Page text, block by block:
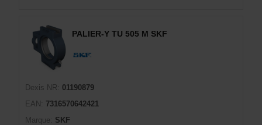
PALIER-Y TU 505 M SKF
Dexis NR:
01190879
EAN:
7316570642421
Marque:
SKF